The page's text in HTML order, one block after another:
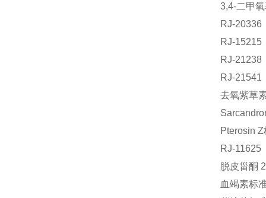
3,4-二甲
RJ-
RJ-
RJ-
RJ-
去氧紫草
Pterosin
RJ-
脱皮甾酮
血竭素标